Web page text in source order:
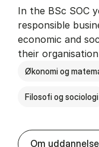
In the BSc SOC
responsible
economic and
their
Økonomi og
Filosofi og sociologi
Om